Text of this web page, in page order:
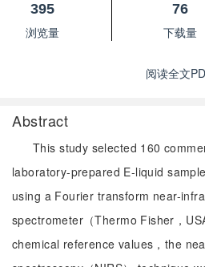
395
浏览量
76
下载量
阅读全文
Abstract
This study selected 160
laboratory-prepared E-liquid
using a Fourier transform near-
spectrometer（Thermo Fisher，
chemical reference values，the